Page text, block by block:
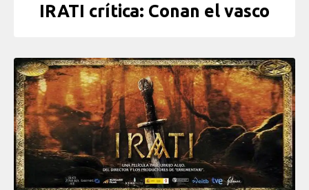
IRATI crítica: Conan el vasco